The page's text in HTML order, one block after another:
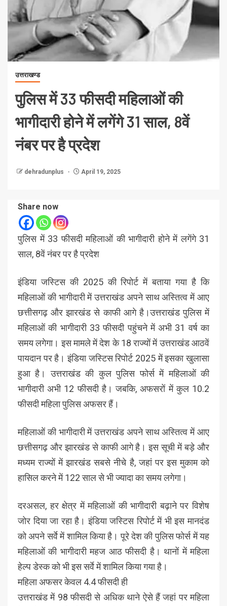
उत्तराखण्ड
पुलिस में 33 फीसदी महिलाओं की
भागीदारी होने में लगेंगे 31 साल, 8वें
नंबर पर है प्रदेश
dehradunplus April 19, 2025
Share now
पुलिस में 33 फीसदी महिलाओं की भागीदारी होने में लगेंगे 31
साल, 8वें नंबर पर है प्रदेश
इंडिया जस्टिस की 2025 की रिपोर्ट में बताया गया है कि
महिलाओं की भागीदारी में उत्तराखंड अपने साथ अस्तित्व में आए
छत्तीसगढ़ और झारखंड से काफी आगे है।उत्तराखंड पुलिस में
महिलाओं की भागीदारी 33 फीसदी पहुंचने में अभी 31 वर्ष का
समय लगेगा। इस मामले में देश के 18 राज्यों में उत्तराखंड आठवें
पायदान पर है। इंडिया जस्टिस रिपोर्ट 2025 में इसका खुलासा
हुआ है। उत्तराखंड की कुल पुलिस फोर्स में महिलाओं की
भागीदारी अभी 12 फीसदी है। जबकि, अफसरों में कुल 10.2
फीसदी महिला पुलिस अफसर हैं।
महिलाओं की भागीदारी में उत्तराखंड अपने साथ अस्तित्व में आए
छत्तीसगढ़ और झारखंड से काफी आगे है। इस सूची में बड़े और
मध्यम राज्यों में झारखंड सबसे नीचे है, जहां पर इस मुकाम को
हासिल करने में 122 साल से भी ज्यादा का समय लगेगा।
दरअसल, हर क्षेत्र में महिलाओं की भागीदारी बढ़ाने पर विशेष
जोर दिया जा रहा है। इंडिया जस्टिस रिपोर्ट में भी इस मानदंड
को अपने सर्वे में शामिल किया है। पूरे देश की पुलिस फोर्स में यह
महिलाओं की भागीदारी महज आठ फीसदी है। थानों में महिला
हेल्प डेस्क को भी इस सर्वे में शामिल किया गया है।
महिला अफसर केवल 4.4 फीसदी ही
उत्तराखंड में 98 फीसदी से अधिक थाने ऐसे हैं जहां पर महिला